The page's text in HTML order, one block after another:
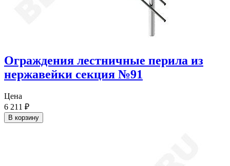
Ограждения лестничные перила из
нержавейки секция №91
Цена
6 211 ₽
В корзину